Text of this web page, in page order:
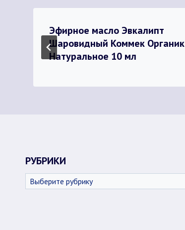
Эфирное масло Эвкалипт
Шаровидный Коммек Органик
Натуральное 10 мл
РУБРИКИ
Рубрики